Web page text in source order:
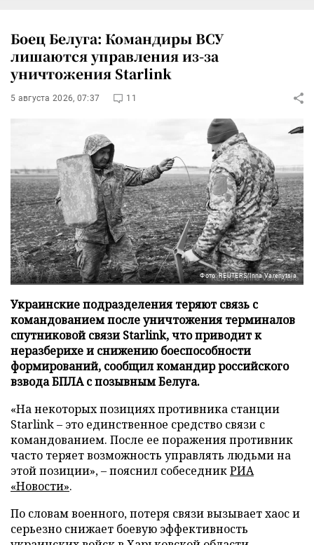
Боец Белуга: Командиры ВСУ
лишаются управления из-за
уничтожения Starlink
5 августа 2026, 07:37 11
Фото: REUTERS/Inna Varenytsia
Украинские подразделения теряют связь с
командованием после уничтожения терминалов
спутниковой связи Starlink, что приводит к
неразберихе и снижению боеспособности
формирований, сообщил командир российского
взвода БПЛА с позывным Белуга.
«На некоторых позициях противника станции
Starlink – это единственное средство связи с
командованием. После ее поражения противник
часто теряет возможность управлять людьми на
этой позиции», – пояснил собеседникРИА
«Новости».
По словам военного, потеря связи вызывает хаос и
серьезно снижает боевую эффективность